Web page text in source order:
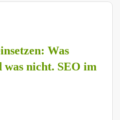
Was
nicht. SEO im